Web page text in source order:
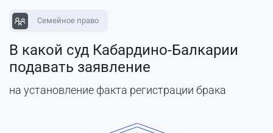
Семейное право
В какой суд Кабардино-Балкарии
подавать заявление
на установление факта регистрации брака